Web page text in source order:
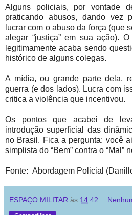
Alguns policiais, por vontade
praticando abusos, dando vez
lucrar com o abuso da força (que
alegar “justiça” em sua ação).
legitimamente acaba sendo
histórico de alguns colegas.
A mídia, ou grande parte dela,
guerra (e dos lados). Lucra com
critica a violência que incentivou.
Os pontos que acabei de
introdução superficial das
no Brasil. Fica a pergunta: você
simplista do “Bem” contra o “Mal”
Fonte: Abordagem Policial
ESPAÇO MILITAR às 14:42